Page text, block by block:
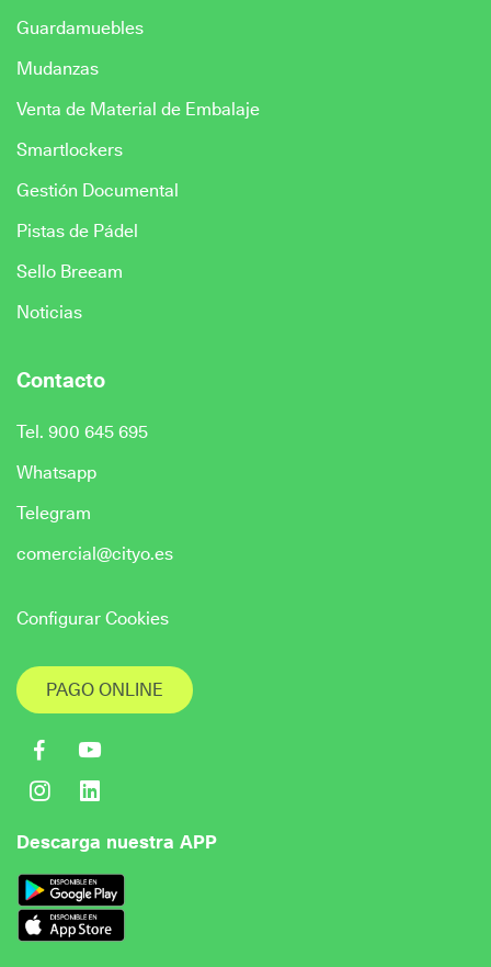
Guardamuebles
Mudanzas
Venta de Material de Embalaje
Smartlockers
Gestión Documental
Pistas de Pádel
Sello Breeam
Noticias
Contacto
Tel. 900 645 695
Whatsapp
Telegram
comercial@cityo.es
Configurar Cookies
PAGO ONLINE
Descarga nuestra APP